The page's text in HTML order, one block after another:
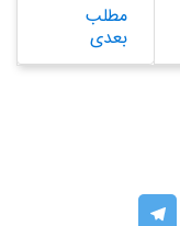
مطلب
بعدی